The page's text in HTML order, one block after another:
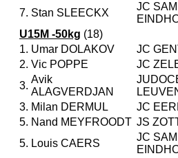
7. Stan SLEECKX
JC
U15M -50kg (18)
1. Umar DOLAKOV
JC
2. Vic POPPE
JC
3.
Avik
ALAGVERDJAN
3. Milan DERMUL
JC
5. Nand MEYFROODT JS
5. Louis CAERS
JC